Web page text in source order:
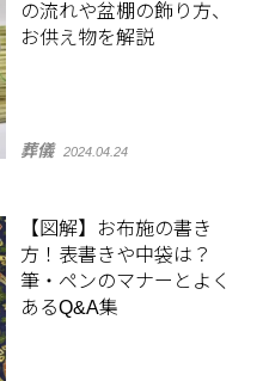
の流れや盆棚の飾り方、
お供え物を解説
葬儀 2024.04.24
【図解】お布施の書き
方！表書きや中袋は？
筆・ペンのマナーとよく
あるQ&A集